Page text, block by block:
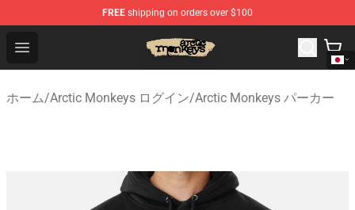
FREE shipping on orders over $100
Open menu
Arctic Monkeys Store - Official Arctic Monkeys
ホーム/Arctic Monkeys ログイン/Arctic Monkeys パーカー